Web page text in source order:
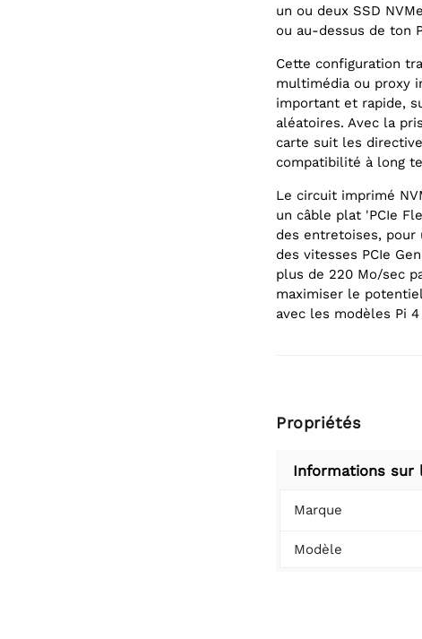
un ou deux SSD
ou au-dessus de ton
Cette configuration
multimédia ou proxy
important et rapide,
aléatoires. Avec la
carte suit les
compatibilité à long
Le circuit imprimé
un câble plat 'PCIe
des entretoises,
des vitesses PCIe
plus de 220 Mo/sec
maximiser le
avec les modèles Pi
Propriétés
Informations sur
Marque
Modèle